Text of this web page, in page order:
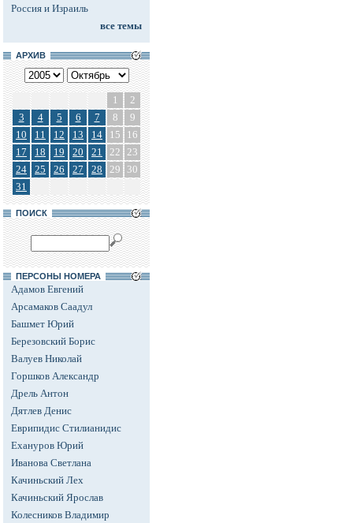
Россия и Израиль
все темы
АРХИВ
1
2
3
4 5 6 7 8
9
10
11 12 13 14 15
16
17
18 19 20 21 22 23
24
25 26 27 28 29
30
31
ПОИСК
ПЕРСОНЫ НОМЕРА
Адамов Евгений
Арсамаков Саадул
Башмет Юрий
Березовский Борис
Валуев Николай
Горшков Александр
Дрель Антон
Дятлев Денис
Еврипидис Стилианидис
Ехануров Юрий
Иванова Светлана
Качиньский Лех
Качиньский Ярослав
Колесников Владимир